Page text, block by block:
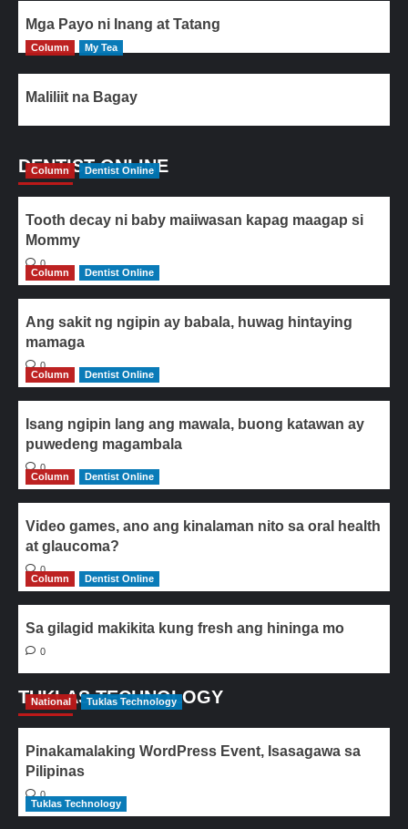
Mga Payo ni Inang at Tatang
Column My Tea
Maliliit na Bagay
DENTIST ONLINE
Column Dentist Online
Tooth decay ni baby maiiwasan kapag maagap si
Mommy
0
Column
Dentist Online
Ang sakit ng ngipin ay babala, huwag hintaying
mamaga
0
Column
Dentist Online
Isang ngipin lang ang mawala, buong katawan ay
puwedeng magambala
0
Column
Dentist Online
Video games, ano ang kinalaman nito sa oral health
at glaucoma?
0
Column
Dentist Online
Sa gilagid makikita kung fresh ang hininga mo
0
TUKLAS TECHNOLOGY
National Tuklas Technology
Pinakamalaking WordPress Event, Isasagawa sa
Pilipinas
0
Tuklas Technology